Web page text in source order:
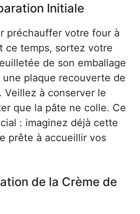
Initiale
préchauffer votre four à
ce temps, sortez votre
de son emballage
plaque recouverte de
Veillez à conserver le
que la pâte ne colle. Ce
: imaginez déjà cette
prête à accueillir vos
de la Crème de